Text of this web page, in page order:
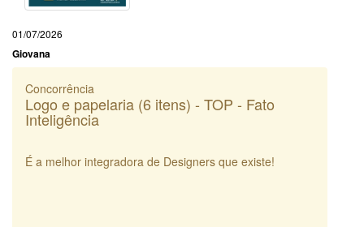
01/07/2026
Giovana
Concorrência
Logo e papelaria (6 itens) - TOP - Fato
Inteligência
É a melhor integradora de Designers que existe!